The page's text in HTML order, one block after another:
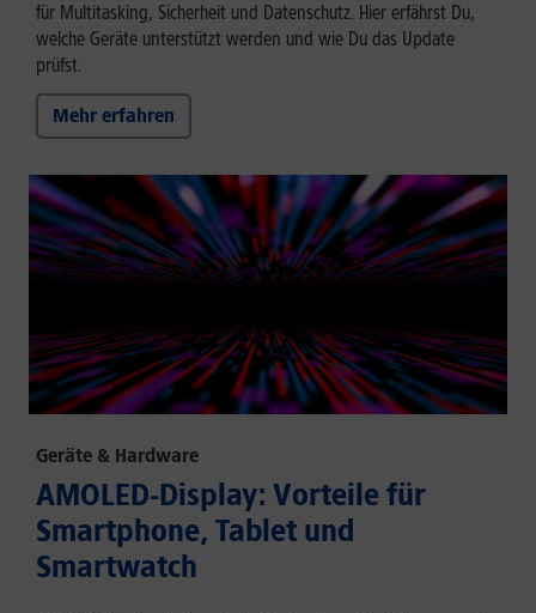
für Multitasking, Sicherheit und Datenschutz. Hier erfährst Du,
welche Geräte unterstützt werden und wie Du das Update
prüfst.
Mehr erfahren
Geräte & Hardware
AMOLED-Display: Vorteile für
Smartphone, Tablet und
Smartwatch